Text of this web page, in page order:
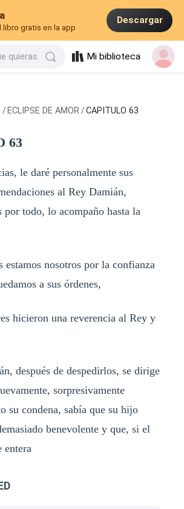
libro gratis en la app
Descargar
quieras Mi biblioteca
/ ECLIPSE DE AMOR /CAPITULO 63
63
le daré personalmente sus
al Rey Damián,
por todo, lo acompaño hasta la
estamos nosotros por la confianza
a sus órdenes,
hicieron una reverencia al Rey y
después de despedirlos, se dirige
sorpresivamente
su condena, sabía que su hijo
benevolente y que, si el
entera